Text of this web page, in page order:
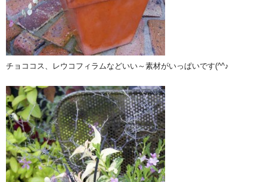
チョココス、レウコフィラムなどいい～素材がいっぱいです(^^♪